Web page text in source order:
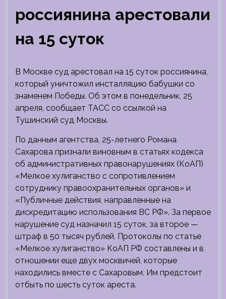
россиянина арестовали
на 15 суток
В Москве суд арестовал на 15 суток россиянина,
который уничтожил инсталляцию бабушки со
знаменем Победы. Об этом в понедельник, 25
апреля, сообщает ТАСС со ссылкой на
Тушинский суд Москвы.
По данным агентства, 25-летнего Романа
Сахарова признали виновным в статьях кодекса
об административных правонарушениях (КоАП)
«Мелкое хулиганство с сопротивлением
сотруднику правоохранительных органов» и
«Публичные действия, направленные на
дискредитацию использования ВС РФ». За первое
нарушение суд назначил 15 суток, за второе —
штраф в 50 тысяч рублей. Протоколы по статье
«Мелкое хулиганство» КоАП РФ составлены и в
отношении еще двух москвичей, которые
находились вместе с Сахаровым. Им предстоит
отбыть по шесть суток ареста.